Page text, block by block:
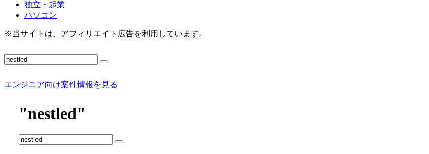
独立・起業
パソコン
※当サイトは、アフィリエイト広告を利用しています。
エンジニア向け案件情報を見る
"nestled"